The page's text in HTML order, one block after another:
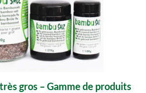
gros – Gamme de produits